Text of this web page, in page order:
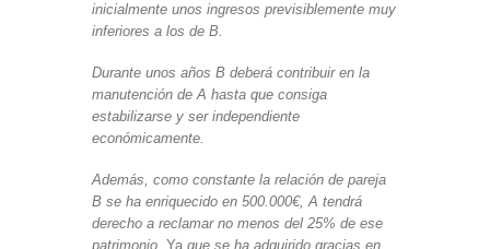
inicialmente unos ingresos previsiblemente muy
inferiores a los de B.
Durante unos años B deberá contribuir en la
manutención de A hasta que consiga
estabilizarse y ser independiente
económicamente.
Además, como constante la relación de pareja
B se ha enriquecido en 500.000€, A tendrá
derecho a reclamar no menos del 25% de ese
patrimonio. Ya que se ha adquirido gracias en